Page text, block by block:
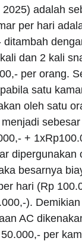
2025) adalah
per hari
ditambah
dan 2 kali
per orang.
satu
oleh satu
+
dipergunakan
besarnya
hari (Rp
).
AC
per